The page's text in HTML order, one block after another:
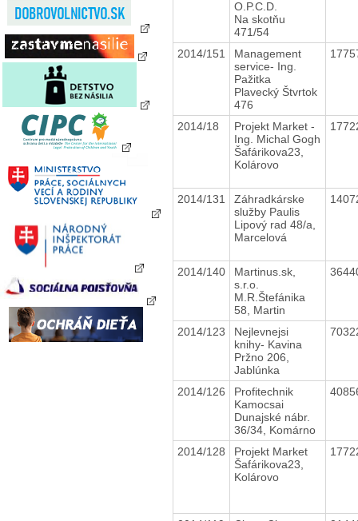
O.P.C.D.
Na skotňu
471/54
2014/151
Management
service- Ing.
Pažitka
Plavecký Štvrtok
476
2014/18
Projekt Market -
Ing. Michal Gogh
Šafárikova23,
Kolárovo
2014/131
Záhradkárske
služby Paulis
Lipový rad 48/a,
Marcelová
2014/140
Martinus.sk,
s.r.o.
M.R.Štefánika
58, Martin
2014/123
Nejlevnejsi
knihy- Kavina
Pržno 206,
Jablúnka
2014/126
Profitechnik
Kamocsai
Dunajské nábr.
36/34, Komárno
2014/128
Projekt Market
Šafárikova23,
Kolárovo